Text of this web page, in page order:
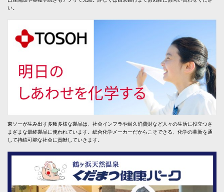
い。
東ソーが生み出す多種多様な製品は、社会インフラや耐久消費財など人々の生活に役立つさ
まざまな最終製品に使われています。総合化学メーカーだからこそできる、化学の革新を通
して持続可能な社会に貢献していきます。